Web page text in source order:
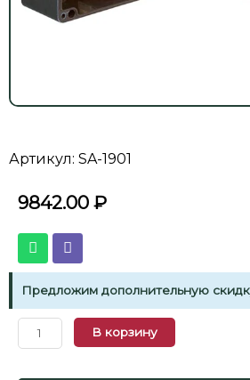
Артикул: SA-1901
9842.00 ₽
Предложим дополнительную
В корзину